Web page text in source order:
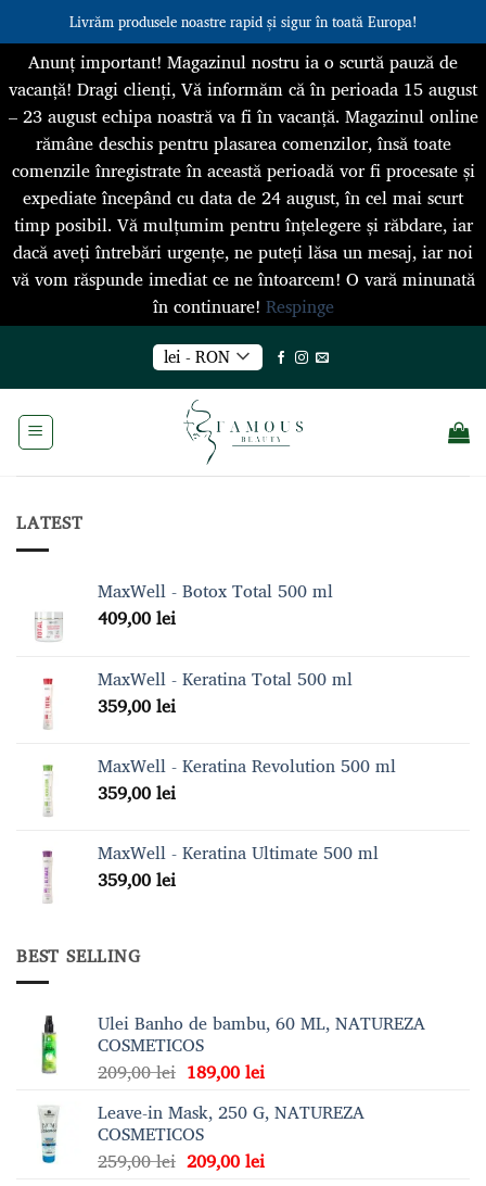
Livrăm produsele noastre rapid și sigur în toată Europa!
Anunț important! Magazinul nostru ia o scurtă pauză de
vacanță! Dragi clienți, Vă informăm că în perioada 15 august
– 23 august echipa noastră va fi în vacanță. Magazinul online
rămâne deschis pentru plasarea comenzilor, însă toate
comenzile înregistrate în această perioadă vor fi procesate și
expediate începând cu data de 24 august, în cel mai scurt
timp posibil. Vă mulțumim pentru înțelegere și răbdare, iar
dacă aveți întrebări urgențe, ne puteți lăsa un mesaj, iar noi
vă vom răspunde imediat ce ne întoarcem! O vară minunată
în continuare! Respinge
content
lei - RON
LATEST
MaxWell - Botox Total 500 ml
409,00lei
MaxWell - Keratina Total 500 ml
359,00lei
MaxWell - Keratina Revolution 500 ml
359,00lei
MaxWell - Keratina Ultimate 500 ml
359,00lei
BEST SELLING
Ulei Banho de bambu, 60 ML, NATUREZA
COSMETICOS
209,00lei Prețul
a
fost:
209,00 lei.
189,00leiPrețul
este:
Leave-in Mask, 250 G, NATUREZA
COSMETICOS
259,00lei Prețul
209,00leiPrețul